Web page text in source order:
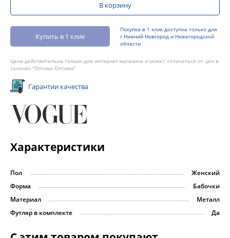
В корзину
Купить в 1 клик
Покупка в 1 клик доступна только для
г.Нижний Новгород и Нижегородской
области
Цена действительна только для интернет-магазина и может отличаться от цен в
салонах "Оптика Оптима"
Гарантии качества
Характеристики
Пол
Женский
Форма
Бабочки
Материал
Металл
Футляр в комплекте
Да